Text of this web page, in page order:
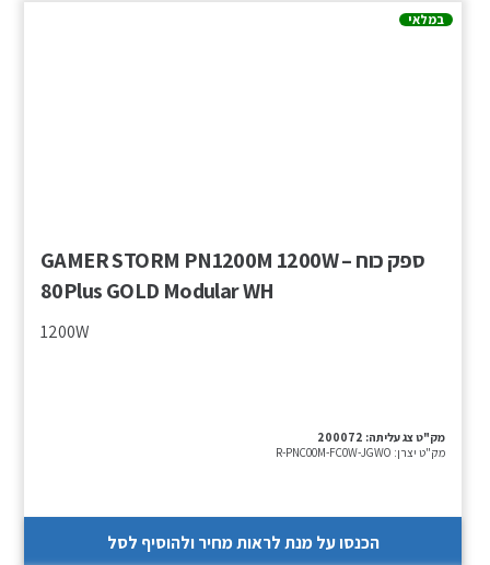
במלאי
ספק כוח – GAMER STORM PN1200M 1200W
80Plus GOLD Modular WH
1200W
מק"ט צג עליתה: 200072
מק"ט יצרן: R-PNC00M-FC0W-JGWO
הכנסו על מנת לראות מחיר ולהוסיף לסל